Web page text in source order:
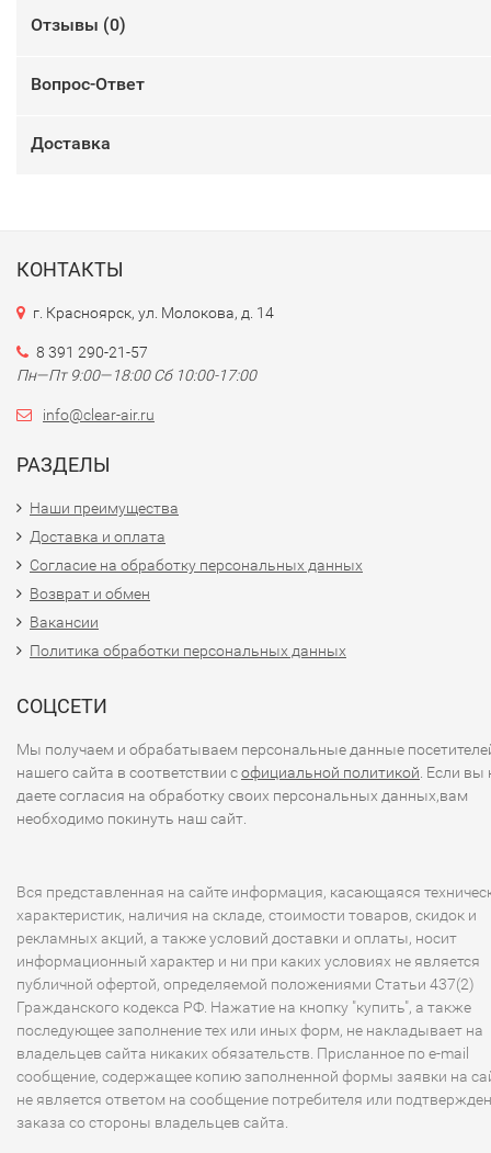
Отзывы (0)
Вопрос-Ответ
Доставка
КОНТАКТЫ
г. Красноярск, ул. Молокова, д. 14
8 391 290-21-57
Пн—Пт 9:00—18:00 Сб 10:00-17:00
info@clear-air.ru
РАЗДЕЛЫ
Наши преимущества
Доставка и оплата
Согласие на обработку персональных данных
Возврат и обмен
Вакансии
Политика обработки персональных данных
СОЦСЕТИ
Мы получаем и обрабатываем персональные данные
нашего сайта в соответствии софициальной политикой . Если вы
даете согласия на обработку своих персональных данных,вам
необходимо покинуть наш сайт.
Вся представленная на сайте информация, касающаяся
характеристик, наличия на складе, стоимости товаров, скидок и
рекламных акций, а также условий доставки и оплаты, носит
информационный характер и ни при каких условиях не является
публичной офертой, определяемой положениями Статьи 437(2)
Гражданского кодекса РФ. Нажатие на кнопку "купить", а также
последующее заполнение тех или иных форм, не накладывает на
владельцев сайта никаких обязательств. Присланное по e-mail
сообщение, содержащее копию заполненной формы заявки на
не является ответом на сообщение потребителя или
заказа со стороны владельцев сайта.